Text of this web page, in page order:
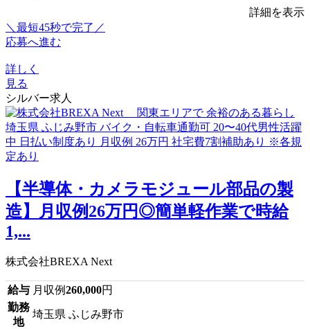
詳細を表示
＼最短45秒で完了／
応募へ進む
詳しく
見る
シルバー求人
【半導体・カメラモジュール部品の製
造】月収例26万円◎簡単軽作業で時給
1,...
株式会社BREXA Next
給与 月収例260,000円
勤務
地
埼玉県 ふじみ野市